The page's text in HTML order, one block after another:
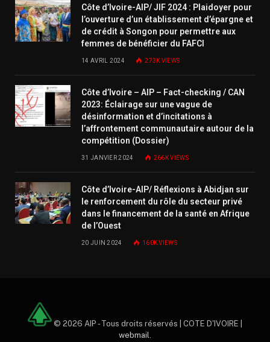
Côte d’Ivoire-AIP/ JIF 2024 : Plaidoyer pour
l’ouverture d’un établissement d’épargne et
de crédit à Songon pour permettre aux
femmes de bénéficier du FAFCI
14 AVRIL 2024 273K VIEWS
Côte d’Ivoire – AIP – Fact-checking / CAN
2023: Éclairage sur une vague de
désinformation et d’incitations à
l’affrontement communautaire autour de la
compétition (Dossier)
31 JANVIER 2024 266KVIEWS
Côte d’Ivoire-AIP/ Réflexions à Abidjan sur
le renforcement du rôle du secteur privé
dans le financement de la santé en Afrique
de l’Ouest
20 JUIN 2024 160KVIEWS
© 2026 AIP - Tous droits réservés | COTE D'IVOIRE |
webmail